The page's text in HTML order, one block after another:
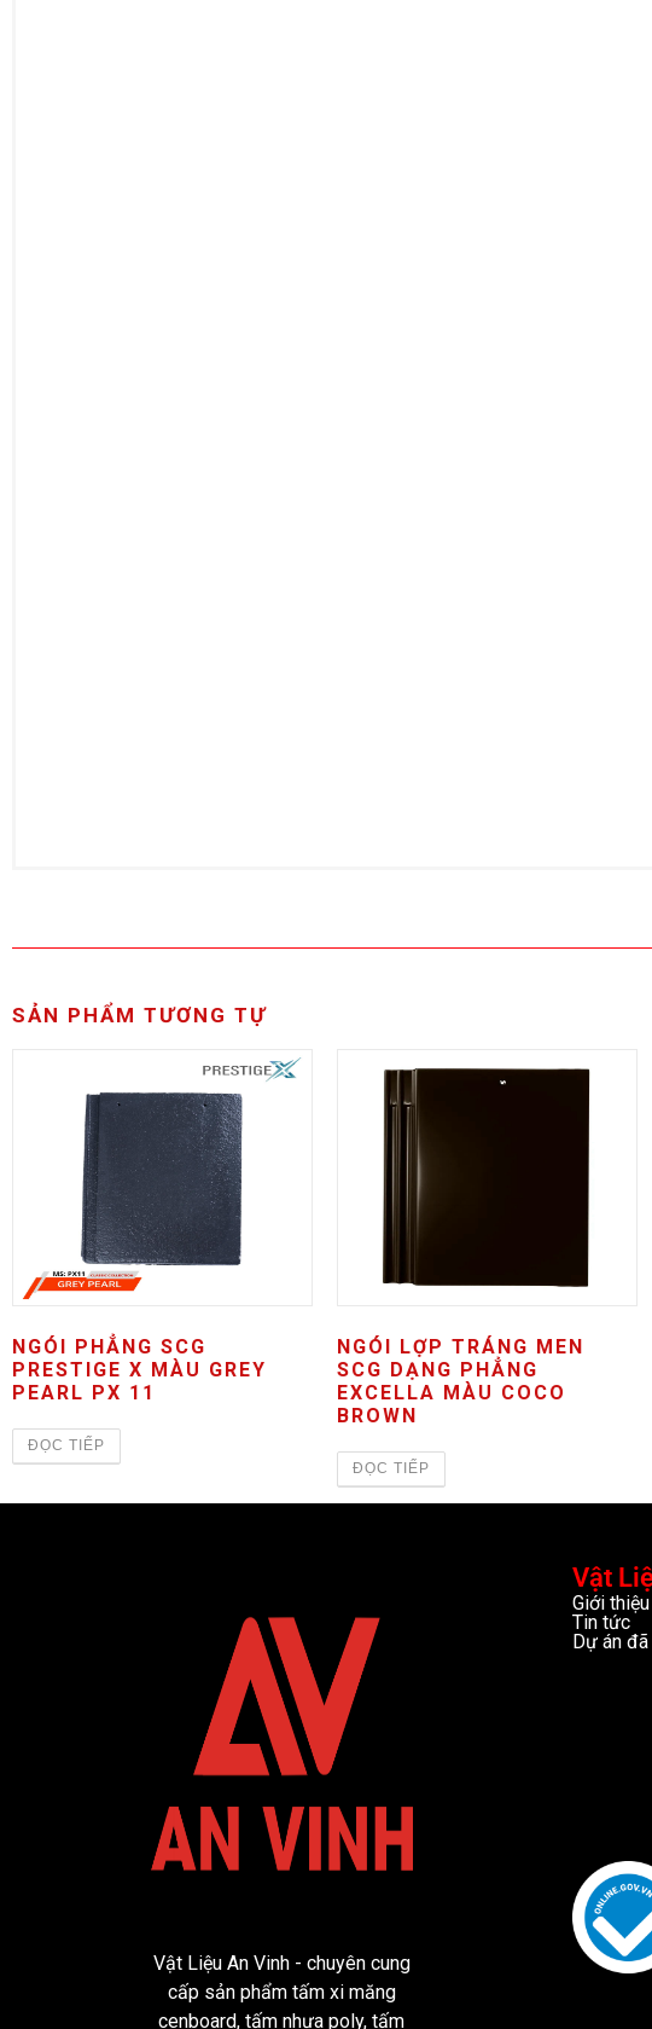
SẢN PHẨM TƯƠNG TỰ
NGÓI PHẲNG SCG
PRESTIGE X MÀU GREY
PEARL PX 11
ĐỌC TIẾP
NGÓI LỢP TRÁNG MEN
SCG DẠNG PHẲNG
EXCELLA MÀU COCO
BROWN
ĐỌC TIẾP
Vật Liệu An Vinh - chuyên cung
cấp sản phẩm tấm xi măng
cenboard, tấm nhựa poly, tấm
Vật
Giới thiệu
Tin tức
Dự án